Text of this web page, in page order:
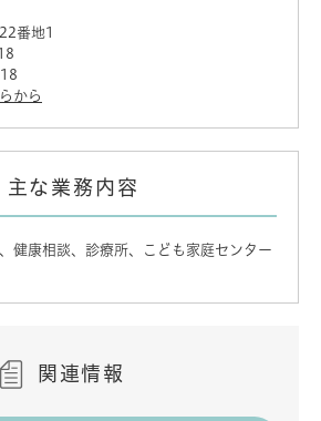
番地1
から
主な業務内容
健康相談、診療所、こども家庭センター
関連情報